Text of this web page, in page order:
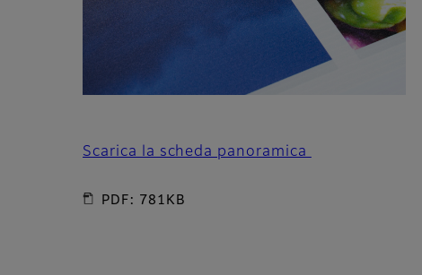
Scarica la scheda panoramica
PDF: 781KB